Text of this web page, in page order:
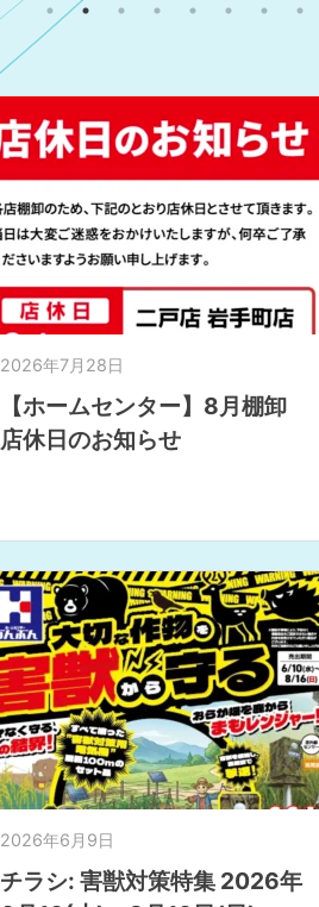
2026年7月28日
【ホームセンター】8月棚卸
店休日のお知らせ
2026年6月9日
チラシ: 害獣対策特集 2026年